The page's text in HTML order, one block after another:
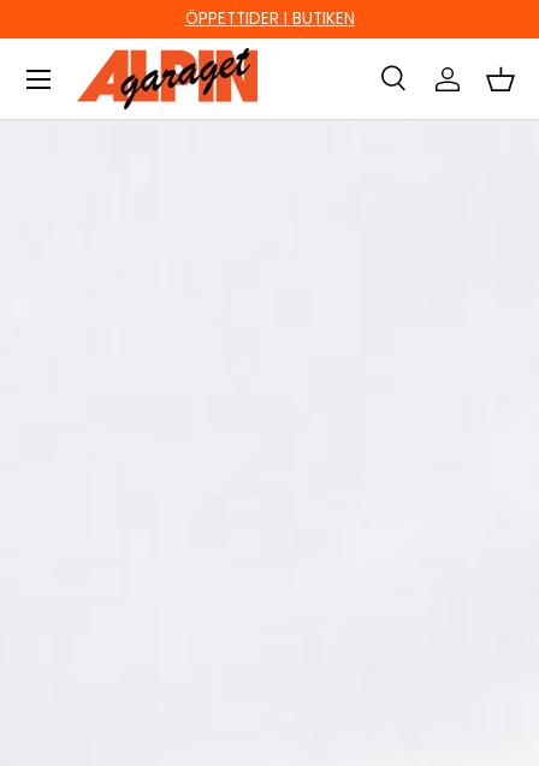
HOPPA TILL INNEHÅLL
Ute i sista minuten? Välj Hämta i butik!
Sök
Sök Logga inKorg